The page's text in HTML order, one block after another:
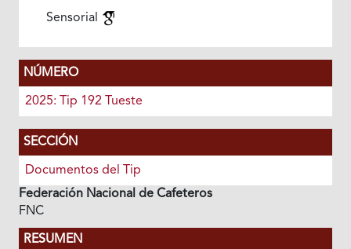
Sensorial
NÚMERO
2025: Tip 192 Tueste
SECCIÓN
Documentos del Tip
Federación Nacional de Cafeteros
FNC
RESUMEN